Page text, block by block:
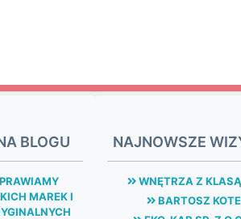
BLOGU
MAREK I
NAJNOWSZE
WNĘTRZA Z
BARTOSZ